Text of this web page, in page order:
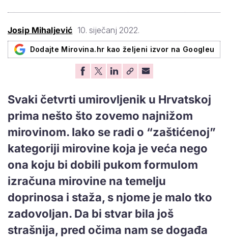
Josip Mihaljević 10. siječanj 2022.
Dodajte Mirovina.hr kao željeni izvor na Googleu
Svaki četvrti umirovljenik u Hrvatskoj
prima nešto što zovemo najnižom
mirovinom. Iako se radi o “zaštićenoj”
kategoriji mirovine koja je veća nego
ona koju bi dobili pukom formulom
izračuna mirovine na temelju
doprinosa i staža, s njome je malo tko
zadovoljan. Da bi stvar bila još
strašnija, pred očima nam se događa